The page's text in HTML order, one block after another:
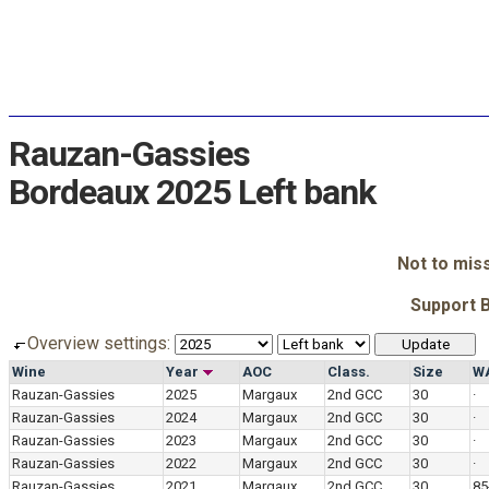
Rauzan-Gassies
Bordeaux 2025 Left bank
Not to
Support
Overview settings:
Wine Year AOC Class. Size
Rauzan-Gassies
2025 Margaux 2nd GCC 30
·
Rauzan-Gassies
2024 Margaux 2nd GCC 30
·
Rauzan-Gassies
2023 Margaux 2nd GCC 30
·
Rauzan-Gassies
2022 Margaux 2nd GCC 30
·